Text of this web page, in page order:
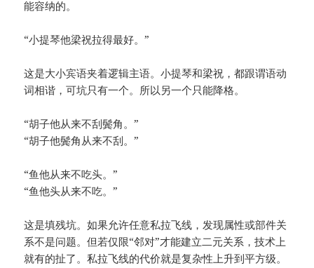
能容纳的。
“小提琴他梁祝拉得最好。”
这是大小宾语夹着逻辑主语。小提琴和梁祝，都跟谓语动
词相谐，可坑只有一个。所以另一个只能降格。
“胡子他从来不刮鬓角。”
“胡子他鬓角从来不刮。”
“鱼他从来不吃头。”
“鱼他头从来不吃。”
这是填残坑。如果允许任意私拉飞线，发现属性或部件关
系不是问题。但若仅限“邻对”才能建立二元关系，技术上
就有的扯了。私拉飞线的代价就是复杂性上升到平方级。